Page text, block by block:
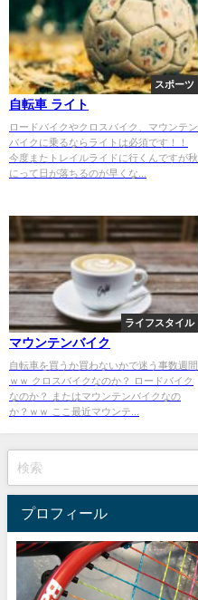
スポーツ
自転車 ライト
ロードバイクやクロスバイク、マウンテン
バイクに乗るならライトは必須です！！
今度またトレイルライドに行くんですが秋
にって日が落ちるのが早くな...
ライフスタイル
マウンテンバイク
自転車を買うか買わないかで迷う事数週間
ｗｗ クロスバイクなのか？ ロードバイク
なのか？ またはマウンテンバイクなの
か？ｗｗ ここ最近マウンテ...
プロフィール